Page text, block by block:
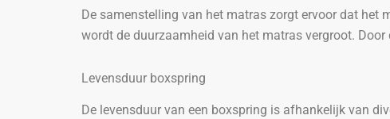
De samenstelling van het matras zorgt ervoor dat het
wordt de duurzaamheid van het matras vergroot.
Levensduur boxspring
De levensduur van een boxspring is afhankelijk van